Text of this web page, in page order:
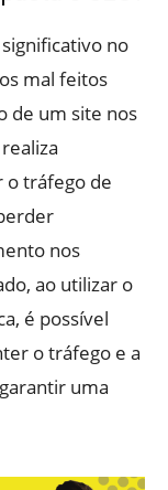
no
mal feitos
de um site nos
o tráfego de
nos
ao utilizar o
é possível
o tráfego e a
uma